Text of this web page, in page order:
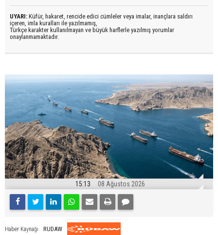
UYARI: Küfür, hakaret, rencide edici cümleler veya imalar, inançlara saldırı
içeren, imla kuralları ile yazılmamış,
Türkçe karakter kullanılmayan ve büyük harflerle yazılmış yorumlar
onaylanmamaktadır.
15:13 08 Ağustos 2026
Haber Kaynağı RUDAW